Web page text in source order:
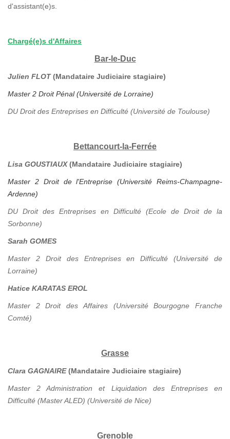
d'assistant(e)s.
Chargé(e)s d'Affaires
Bar-le-Duc
Julien FLOT(Mandataire Judiciaire stagiaire)
Master 2 Droit Pénal (Université de Lorraine)
DU Droit des Entreprises en Difficulté (Université de Toulouse)
Bettancourt-la-Ferrée
Lisa GOUSTIAUX(Mandataire Judiciaire stagiaire)
Master 2 Droit de l'Entreprise (Université Reims-Champagne-
Ardenne)
DU Droit des Entreprises en Difficulté (Ecole de Droit de la
Sorbonne)
Sarah GOMES
Master 2 Droit des Entreprises en Difficulté (Université de
Lorraine)
Hatice KARATAS EROL
Master 2 Droit des Affaires (Université Bourgogne Franche
Comté)
Grasse
Clara GAGNAIRE(Mandataire Judiciaire stagiaire)
Master 2 Administration et Liquidation des Entreprises en
Difficulté (Master ALED) (Université de Nice)
Grenoble